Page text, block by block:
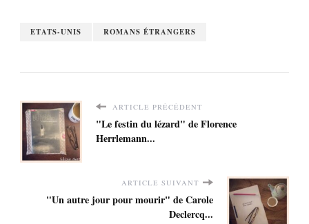
ETATS-UNIS ROMANS ÉTRANGERS
ARTICLE PRÉCÉDENT
"Le festin du lézard" de Florence
Herrlemann...
ARTICLE SUIVANT
"Un autre jour pour mourir" de Carole
Declercq...